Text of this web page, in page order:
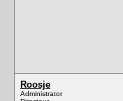
Roosje
Administrator